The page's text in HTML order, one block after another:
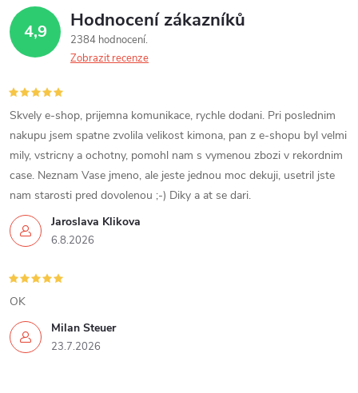
c
í
p
r
v
k
y
v
ý
p
i
v
á
n
4,9 Hodnocení zákazníků
2384 hodnocení
Zobrazit recenze
Jaroslava Klikova
6.8.2026
Skvely e-shop, prijemna komunikace, rychle dodani. Pri poslednim
nakupu jsem spatne zvolila velikost kimona, pan z e-shopu byl velmi
mily, vstricny a ochotny, pomohl nam s vymenou zbozi v rekordnim
case. Neznam Vase jmeno, ale jeste jednou moc dekuji, usetril jste
nam starosti pred dovolenou ;-) Diky a at se dari.
Milan Steuer
23.7.2026
OK